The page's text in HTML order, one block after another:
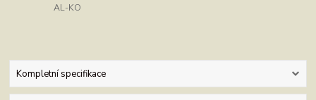
AL-KO
Kompletní specifikace